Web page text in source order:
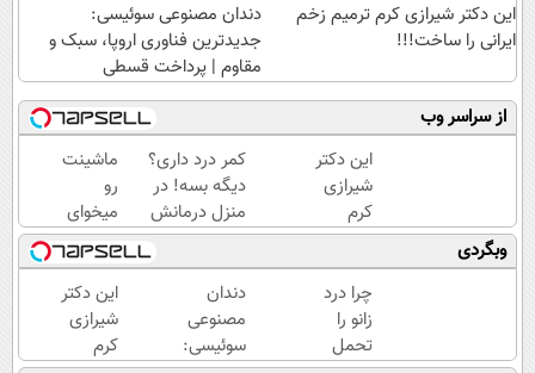
این دکتر شیرازی کرم ترمیم زخم
ایرانی را ساخت!!!
دندان مصنوعی سوئیسی:
جدیدترین فناوری اروپا، سبک و
مقاوم | پرداخت قسطی
از سراسر وب
این دکتر
شیرازی
کرم
ترمیم
زخم
ایرانی را
ساخت!!!
کمر درد داری؟
دیگه بسه! در
منزل درمانش
کن
(◀پرسش‌نامه)
ماشینت
رو
میخوای
بفروشی؟
اینجا یک
روزه
برات
میفروشه
وبگردی
چرا درد
زانو را
تحمل
دندان
مصنوعی
سوئیسی:
این دکتر
شیرازی
کرم